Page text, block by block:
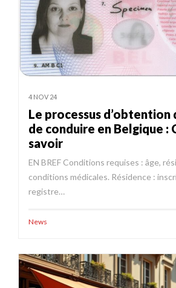
4 NOV 24
Le processus d’obtention
de conduire en Belgique :
savoir
EN BREF Conditions requises : âge,
conditions médicales. Résidence :
registre…
News